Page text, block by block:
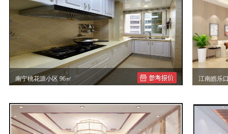
南宁桃花源小区 96㎡ 江南皓乐